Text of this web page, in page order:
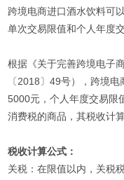
跨境电商进口酒水饮料可
单次交易限值和个人年度
根据《关于完善跨境电子
〔2018〕49号），跨境
5000元，个人年度交易限
消费税的商品，其税收计
税收计算公式：
关税：在限值以内，关税